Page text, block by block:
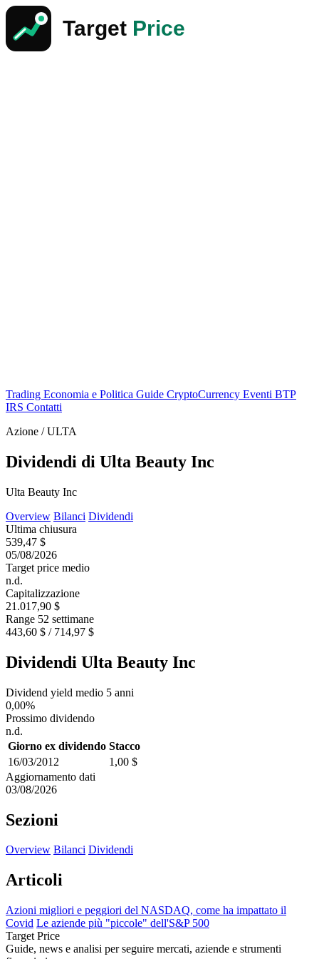
Trading Economia e Politica Guide CryptoCurrency Eventi BTP
IRS Contatti
Azione / ULTA
Dividendi di Ulta Beauty Inc
Ulta Beauty Inc
Overview Bilanci Dividendi
Ultima chiusura
539,47 $
05/08/2026
Target price medio
n.d.
Capitalizzazione
21.017,90 $
Range 52 settimane
443,60 $ / 714,97 $
Dividendi Ulta Beauty Inc
Dividend yield medio 5 anni
0,00%
Prossimo dividendo
n.d.
Giorno ex dividendo Stacco
16/03/2012
1,00 $
Aggiornamento dati
03/08/2026
Sezioni
Overview Bilanci Dividendi
Articoli
Azioni migliori e peggiori del NASDAQ, come ha impattato il
Covid Le aziende più "piccole" dell'S&P 500
Target Price
Guide, news e analisi per seguire mercati, aziende e strumenti